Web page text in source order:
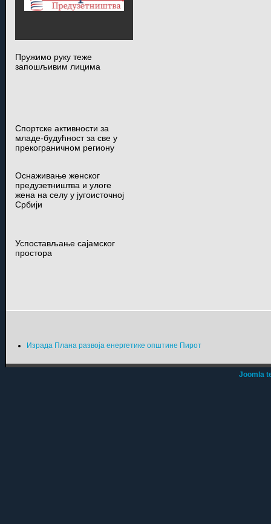
Пружимо руку теже
запошљивим лицима
Спортске активности за
младе-будућност за све у
прекограничном региону
Оснаживање женског
предузетништва и улоге
жена на селу у југоисточној
Србији
Успостављање сајамског
простора
Израда Плана развоја енергетике општине Пирот
Joomla